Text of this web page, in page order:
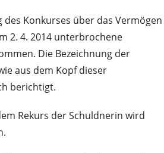
Konkurses über das Vermögen
2. 4. 2014 unterbrochene
Die Bezeichnung der
aus dem Kopf dieser
berichtigt.
Rekurs der Schuldnerin wird